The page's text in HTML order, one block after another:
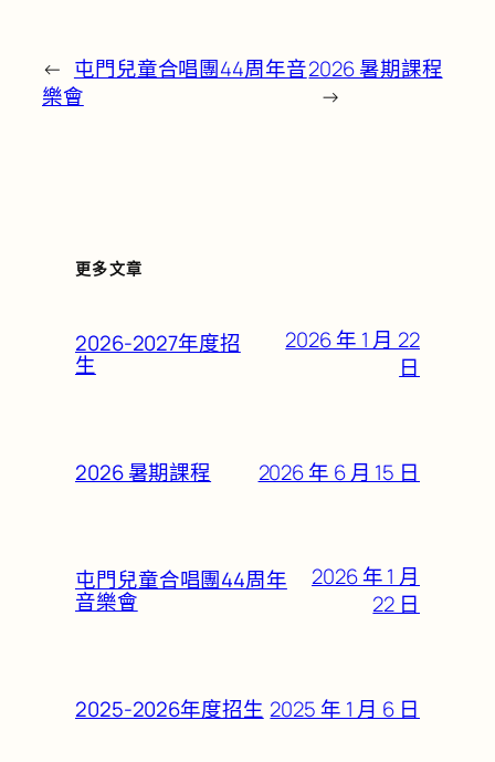
← 屯門兒童合唱團44周年音
樂會
2026 暑期課程
→
更多文章
2026-2027年度招
生
2026 年 1 月 22
日
2026 暑期課程 2026 年 6 月 15 日
屯門兒童合唱團44周年
音樂會
2026 年 1 月
22 日
2025-2026年度招生 2025 年 1 月 6 日